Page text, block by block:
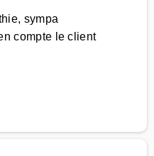
sympa
compte le client